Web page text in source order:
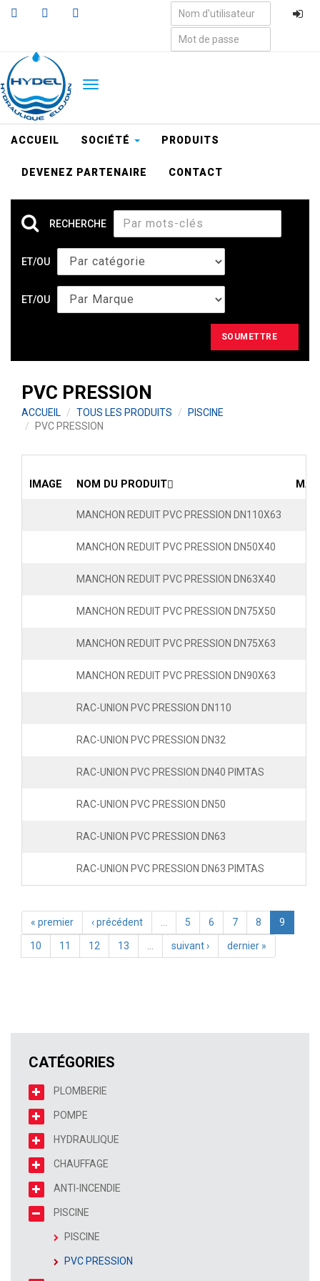
Aller
TOGGLE
ACCUEIL SOCIÉTÉ PRODUITS
DEVENEZ PARTENAIRE CONTACT
RECHERCHE
ET/OU
ET/OU
SOUMETTRE
PVC PRESSION
ACCUEIL TOUS LES PRODUITS
PISCINE
PVC PRESSION
IMAGE NOM DU PRODUIT
MANCHON REDUIT PVC PRESSION DN110X63
MANCHON REDUIT PVC PRESSION DN50X40
MANCHON REDUIT PVC PRESSION DN63X40
MANCHON REDUIT PVC PRESSION DN75X50
MANCHON REDUIT PVC PRESSION DN75X63
MANCHON REDUIT PVC PRESSION DN90X63
RAC-UNION PVC PRESSION DN110
RAC-UNION PVC PRESSION DN32
RAC-UNION PVC PRESSION DN40 PIMTAS
RAC-UNION PVC PRESSION DN50
RAC-UNION PVC PRESSION DN63
RAC-UNION PVC PRESSION DN63 PIMTAS
« premier ‹ précédent 5 6 7 8 9
10 11 12 13 suivant › dernier »
CATÉGORIES
PLOMBERIE
POMPE
HYDRAULIQUE
CHAUFFAGE
ANTI-INCENDIE
PISCINE
PISCINE
PVC PRESSION